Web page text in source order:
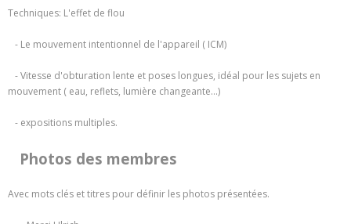
Techniques: L'effet de flou
- Le mouvement intentionnel de l'appareil ( ICM)
- Vitesse d'obturation lente et poses longues, idéal pour les sujets en
mouvement ( eau, reflets, lumière changeante…)
- expositions multiples.
Photos des membres
Avec mots clés et titres pour définir les photos présentées.